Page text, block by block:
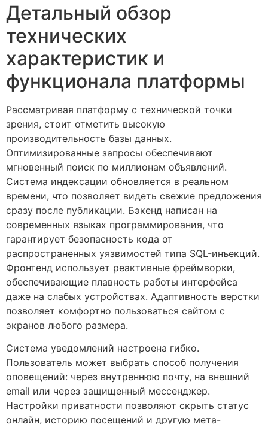
Детальный обзор
технических
характеристик и
функционала платформы
Рассматривая платформу с технической точки
зрения, стоит отметить высокую
производительность базы данных.
Оптимизированные запросы обеспечивают
мгновенный поиск по миллионам объявлений.
Система индексации обновляется в реальном
времени, что позволяет видеть свежие предложения
сразу после публикации. Бэкенд написан на
современных языках программирования, что
гарантирует безопасность кода от
распространенных уязвимостей типа SQL-инъекций.
Фронтенд использует реактивные фреймворки,
обеспечивающие плавность работы интерфейса
даже на слабых устройствах. Адаптивность верстки
позволяет комфортно пользоваться сайтом с
экранов любого размера.
Система уведомлений настроена гибко.
Пользователь может выбрать способ получения
оповещений: через внутреннюю почту, на внешний
email или через защищенный мессенджер.
Настройки приватности позволяют скрыть статус
онлайн, историю посещений и другую мета-